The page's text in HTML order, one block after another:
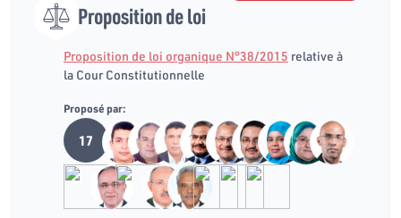
Proposition de loi
Proposition de loi organique N°38/2015 relative à
la Cour Constitutionnelle
Proposé par:
17